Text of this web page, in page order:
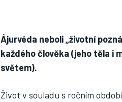
Ájurvéda neboli „životní
každého člověka (jeho těla i
světem).
Život v souladu s ročním